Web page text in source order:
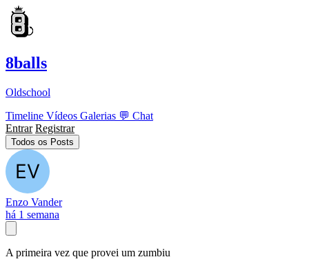
8balls
Oldschool
Timeline Vídeos Galerias 💬 Chat
Entrar Registrar
Todos os Posts
Enzo Vander
há 1 semana
A primeira vez que provei um zumbiu